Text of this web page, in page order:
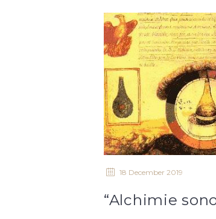
18 December 2019